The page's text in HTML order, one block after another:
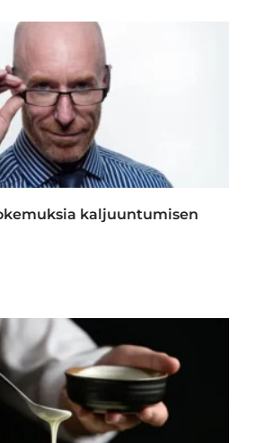
kaljuuntumisen